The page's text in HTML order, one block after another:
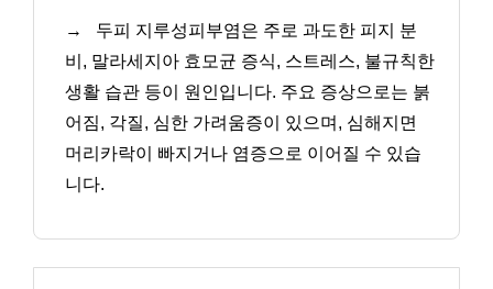
→
두피 지루성피부염은 주로 과도한 피지 분
비, 말라세지아 효모균 증식, 스트레스, 불규칙한
생활 습관 등이 원인입니다. 주요 증상으로는 붉
어짐, 각질, 심한 가려움증이 있으며, 심해지면
머리카락이 빠지거나 염증으로 이어질 수 있습
니다.